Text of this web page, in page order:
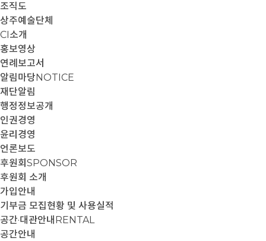
조직도
상주예술단체
CI소개
홍보영상
연례보고서
알림마당NOTICE
재단알림
행정정보공개
인권경영
윤리경영
언론보도
후원회 SPONSOR
후원회 소개
가입안내
기부금 모집현황 및 사용실적
공간·대관안내 RENTAL
공간안내